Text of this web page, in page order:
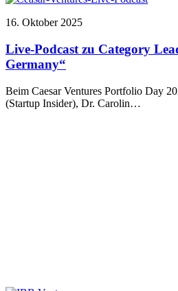
16. Oktober 2025
Live-Podcast zu Category
Germany“
Beim Caesar Ventures Portfolio Day
(Startup Insider), Dr. Carolin…